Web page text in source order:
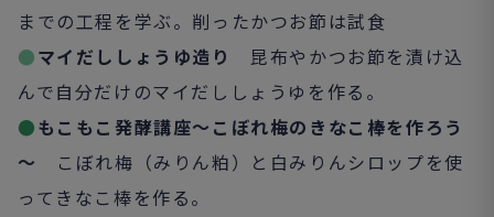
までの工程を学ぶ。削ったかつお節は試食
●マイだししょうゆ造り 昆布やかつお節を漬け込
んで自分だけのマイだししょうゆを作る。
●もこもこ発酵講座～こぼれ梅のきなこ棒を作ろう
～
こぼれ梅（みりん粕）と白みりんシロップを使
ってきなこ棒を作る。